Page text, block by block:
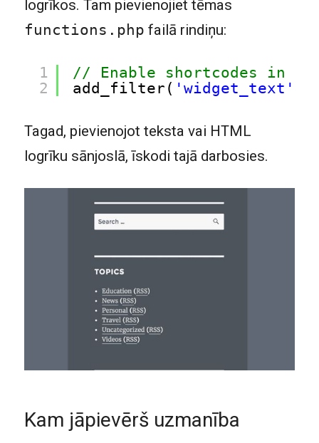
logrīkos. Tam pievienojiet tēmas
functions.php failā rindiņu:
1
2
// Enable shortcodes in
add_filter( 'widget_text'
Tagad, pievienojot teksta vai HTML
logrīku sānjoslā, īskodi tajā darbosies.
Kam jāpievērš uzmanība